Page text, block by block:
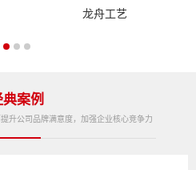
龙舟工艺
典案例
升公司品牌满意度，加强企业核心竞争力